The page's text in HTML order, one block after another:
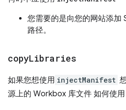
您需要的是向您的网站添加
路径。
copyLibraries
如果您想使用 injectManifest
源上的 Workbox 库文件 如何使